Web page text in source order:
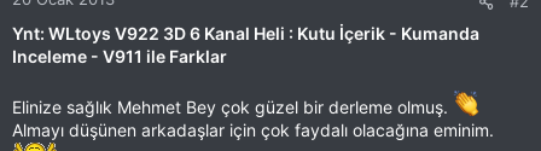
Ynt: WLtoys V922 3D 6 Kanal Heli : Kutu İçerik - Kumanda
Inceleme - V911 ile Farklar
Elinize sağlık Mehmet Bey çok güzel bir derleme olmuş.
Almayı düşünen arkadaşlar için çok faydalı olacağına eminim.